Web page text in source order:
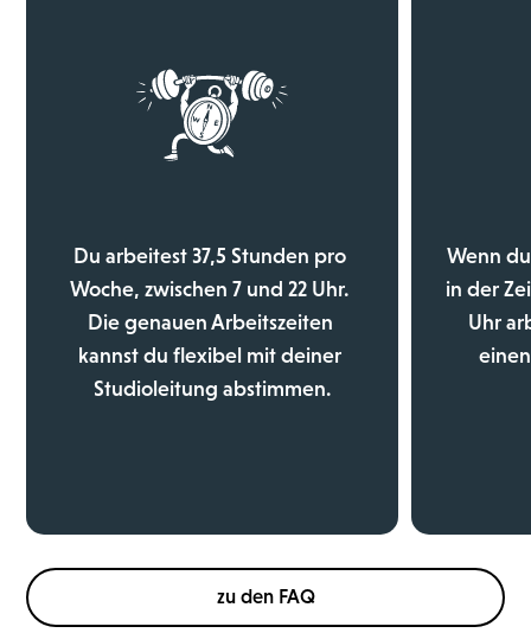
Du arbeitest 37,5 Stunden pro
Woche, zwischen 7 und 22 Uhr.
Die genauen Arbeitszeiten
kannst du flexibel mit deiner
Studioleitung abstimmen.
Wenn
in der
Uhr
zu den FAQ